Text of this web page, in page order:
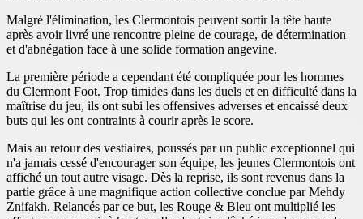
Malgré l'élimination, les Clermontois peuvent sortir la tête haute
après avoir livré une rencontre pleine de courage, de détermination
et d'abnégation face à une solide formation angevine.
La première période a cependant été compliquée pour les hommes
du Clermont Foot. Trop timides dans les duels et en difficulté dans la
maîtrise du jeu, ils ont subi les offensives adverses et encaissé deux
buts qui les ont contraints à courir après le score.
Mais au retour des vestiaires, poussés par un public exceptionnel qui
n'a jamais cessé d'encourager son équipe, les jeunes Clermontois ont
affiché un tout autre visage. Dès la reprise, ils sont revenus dans la
partie grâce à une magnifique action collective conclue par Mehdy
Znifakh. Relancés par ce but, les Rouge & Bleu ont multiplié les